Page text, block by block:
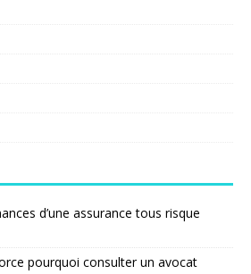
d’une assurance tous risque
pourquoi consulter un avocat